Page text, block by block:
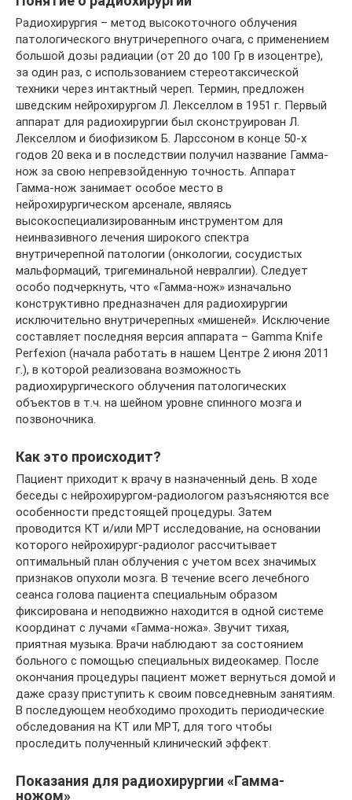
Радиохирургия – метод высокоточного облучения
патологического внутричерепного очага, с применением
большой дозы радиации (от 20 до 100 Гр в изоцентре),
за один раз, с использованием стереотаксической
техники через интактный череп. Термин, предложен
шведским нейрохирургом Л. Лекселлом в 1951 г. Первый
аппарат для радиохирургии был сконструирован Л.
Лекселлом и биофизиком Б. Ларссоном в конце 50-х
годов 20 века и в последствии получил название Гамма-
нож за свою непревзойденную точность. Аппарат
Гамма-нож занимает особое место в
нейрохирургическом арсенале, являясь
высокоспециализированным инструментом для
неинвазивного лечения широкого спектра
внутричерепной патологии (онкологии, сосудистых
мальформаций, тригеминальной невралгии). Следует
особо подчеркнуть, что «Гамма-нож» изначально
конструктивно предназначен для радиохирургии
исключительно внутричерепных «мишеней». Исключение
составляет последняя версия аппарата – Gamma Knife
Perfexion (начала работать в нашем Центре 2 июня 2011
г.), в которой реализована возможность
радиохирургического облучения патологических
объектов в т.ч. на шейном уровне спинного мозга и
позвоночника.
Как это происходит?
Пациент приходит к врачу в назначенный день. В ходе
беседы с нейрохирургом-радиологом разъясняются все
особенности предстоящей процедуры. Затем
проводится КТ и/или МРТ исследование, на основании
которого нейрохирург-радиолог рассчитывает
оптимальный план облучения с учетом всех значимых
признаков опухоли мозга. В течение всего лечебного
сеанса голова пациента специальным образом
фиксирована и неподвижно находится в одной системе
координат с лучами «Гамма-ножа». Звучит тихая,
приятная музыка. Врачи наблюдают за состоянием
больного с помощью специальных видеокамер. После
окончания процедуры пациент может вернуться домой и
даже сразу приступить к своим повседневным занятиям.
В последующем необходимо проходить периодические
обследования на КТ или МРТ, для того чтобы
проследить полученный клинический эффект.
Показания для радиохирургии «Гамма-
ножом»